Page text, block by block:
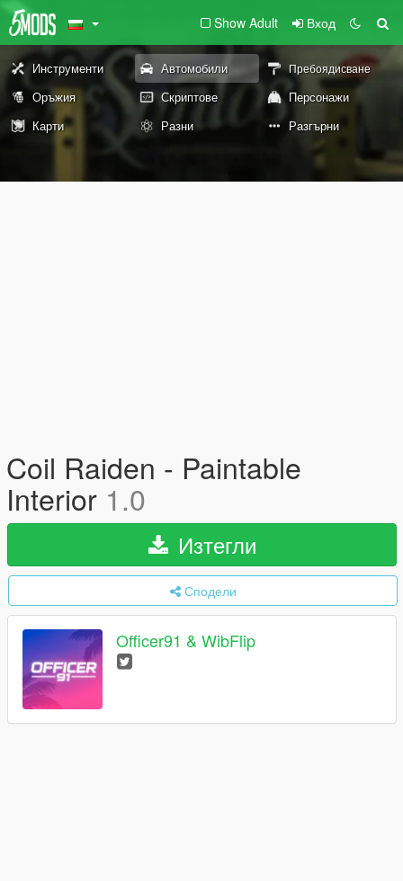
Show Adult Вход
Инструменти Автомобили Пребоядисване
Оръжия Скриптове
Персонажи
Карти
Разни Разгърни
Coil Raiden - Paintable
Interior 1.0
Изтегли
Сподели
Officer91 & WibFlip